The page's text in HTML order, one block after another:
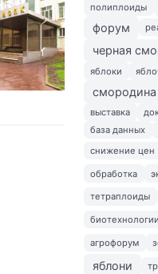
полиплоиды
форум
черная
яблоки
смородина
выставка
база данных
снижение цен
обработка
тетраплоиды
биотехнологии
агрофорум
яблони